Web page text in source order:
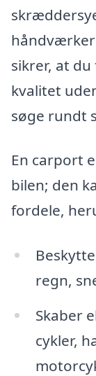
sikrer, at
kvalitet
søge rundt
En carport
bilen; den
fordele,
regn,
Skaber
cykler,